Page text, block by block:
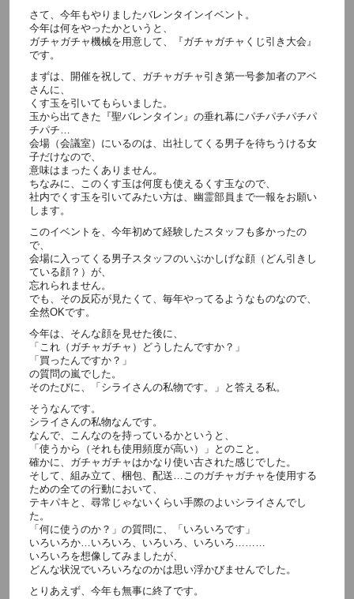
さて、今年もやりましたバレンタインイベント。
今年は何をやったかというと、
ガチャガチャ機械を用意して、『ガチャガチャくじ引き大会』
です。
まずは、開催を祝して、ガチャガチャ引き第一号参加者のアベ
さんに、
くす玉を引いてもらいました。
玉から出てきた『聖バレンタイン』の垂れ幕にパチパチパチパ
チパチ…
会場（会議室）にいるのは、出社してくる男子を待ちうける女
子だけなので、
意味はまったくありません。
ちなみに、このくす玉は何度も使えるくす玉なので、
社内でくす玉を引いてみたい方は、幽霊部員まで一報をお願い
します。
このイベントを、今年初めて経験したスタッフも多かったの
で、
会場に入ってくる男子スタッフのいぶかしげな顔（どん引きし
ている顔？）が、
忘れられません。
でも、その反応が見たくて、毎年やってるようなものなので、
全然OKです。
今年は、そんな顔を見せた後に、
「これ（ガチャガチャ）どうしたんですか？」
「買ったんですか？」
の質問の嵐でした。
そのたびに、「シライさんの私物です。」と答える私。
そうなんです。
シライさんの私物なんです。
なんで、こんなのを持っているかというと、
「使うから（それも使用頻度が高い）」とのこと。
確かに、ガチャガチャはかなり使い古された感じでした。
そして、組み立て、梱包、配送…このガチャガチャを使用する
ための全ての行動において、
テキパキと、尋常じゃないくらい手際のよいシライさんでし
た。
「何に使うのか？」の質問に、「いろいろです」
いろいろか…いろいろ、いろいろ、いろいろ………
いろいろを想像してみましたが、
どんな状況でいろいろなのかは思い浮かびませんでした。
とりあえず、今年も無事に終了です。